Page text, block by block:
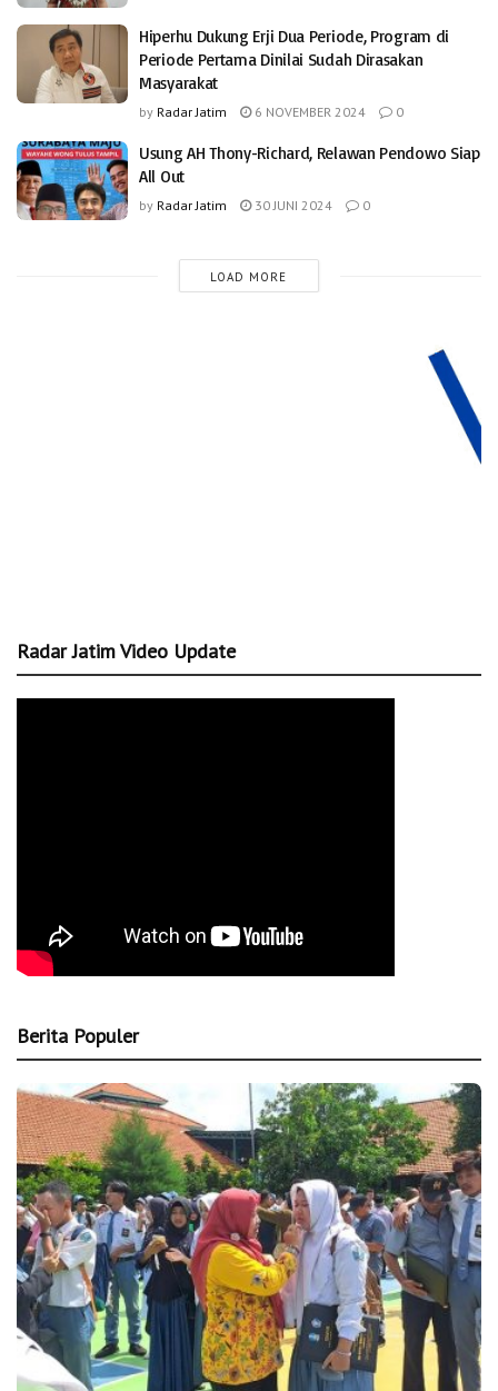
Hiperhu Dukung Erji Dua Periode, Program di
Periode Pertama Dinilai Sudah Dirasakan
Masyarakat
by Radar Jatim 6 NOVEMBER 2024 0
Usung AH Thony-Richard, Relawan Pendowo Siap
All Out
by Radar Jatim 30 JUNI 2024 0
LOAD MORE
Radar Jatim Video Update
Berita Populer